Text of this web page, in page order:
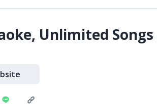
Unlimited Songs